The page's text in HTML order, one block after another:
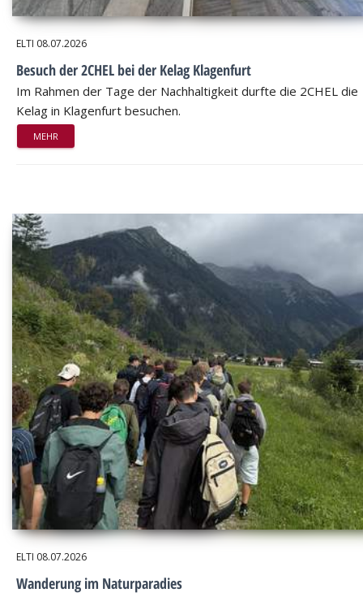
ELTI 08.07.2026
Besuch der 2CHEL bei der Kelag Klagenfurt
Im Rahmen der Tage der Nachhaltigkeit durfte die 2CHEL die
Kelag in Klagenfurt besuchen.
MEHR
ELTI 08.07.2026
Wanderung im Naturparadies